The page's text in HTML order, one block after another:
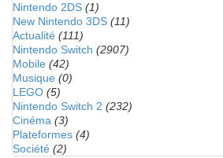
Nintendo 2DS (1)
New Nintendo 3DS (11)
Actualité (111)
Nintendo Switch (2907)
Mobile (42)
Musique (0)
LEGO (5)
Nintendo Switch 2 (232)
Cinéma (3)
Plateformes (4)
Société (2)